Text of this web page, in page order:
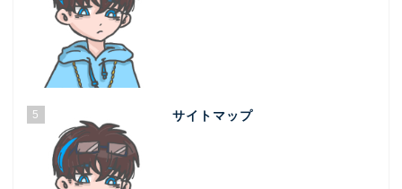
5 サイトマップ